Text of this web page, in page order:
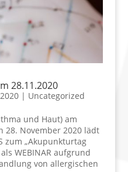
28.11.2020
| Uncategorized
und Haut) am
28. November 2020 lädt
zum „Akupunkturtag
WEBINAR aufgrund
von allergischen